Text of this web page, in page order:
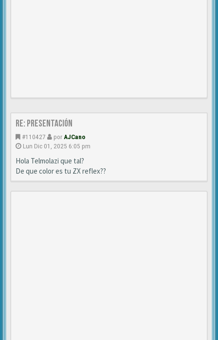
Re: Presentación
#110427 por AJCano
Lun Dic 01, 2025 6:05 pm
Hola Telmolazi que tal?
De que color es tu ZX reflex??